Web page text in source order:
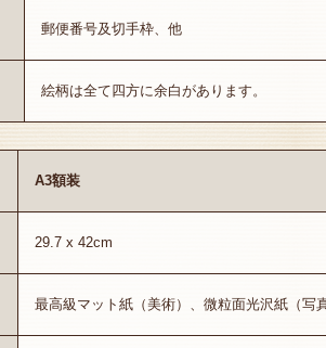
郵便番号及切手枠、他
絵柄は全て四方に余白があります。
A3額装
29.7 x 42cm
最高級マット紙（美術）、微粒面光沢紙（写真